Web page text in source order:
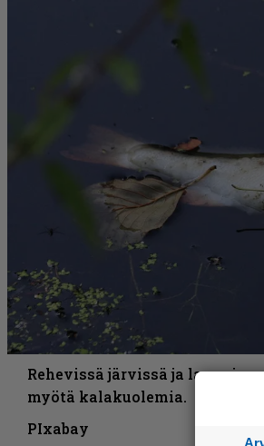
Rehevissä järvissä ja
myötä kalakuolemia.
PIxabay